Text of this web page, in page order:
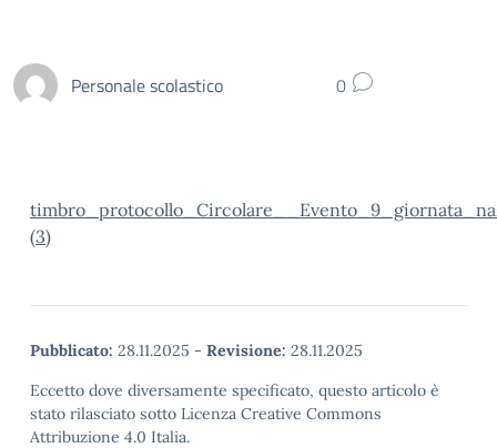
Personale scolastico 0
(3)
Pubblicato: 28.11.2025 - Revisione: 28.11.2025
Eccetto dove diversamente specificato, questo articolo è
stato rilasciato sotto Licenza Creative Commons
Attribuzione 4.0 Italia.